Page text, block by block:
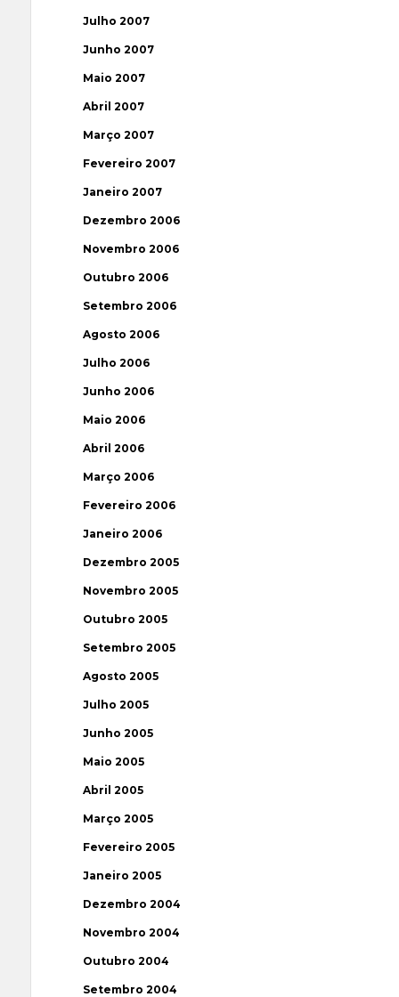
Julho 2007
Junho 2007
Maio 2007
Abril 2007
Março 2007
Fevereiro 2007
Janeiro 2007
Dezembro 2006
Novembro 2006
Outubro 2006
Setembro 2006
Agosto 2006
Julho 2006
Junho 2006
Maio 2006
Abril 2006
Março 2006
Fevereiro 2006
Janeiro 2006
Dezembro 2005
Novembro 2005
Outubro 2005
Setembro 2005
Agosto 2005
Julho 2005
Junho 2005
Maio 2005
Abril 2005
Março 2005
Fevereiro 2005
Janeiro 2005
Dezembro 2004
Novembro 2004
Outubro 2004
Setembro 2004